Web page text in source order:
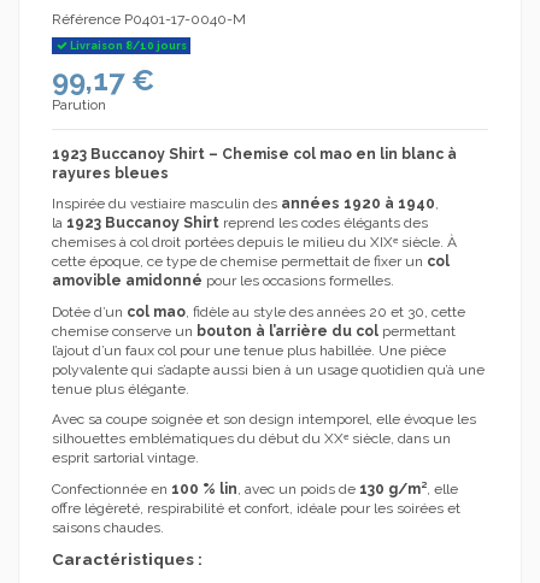
Référence P0401-17-0040-M
Livraison 8/10 jours
99,17 €
Parution
1923 Buccanoy Shirt – Chemise col mao en lin blanc à
rayures bleues
Inspirée du vestiaire masculin des années 1920 à 1940,
la 1923 Buccanoy Shirt reprend les codes élégants des
chemises à col droit portées depuis le milieu du XIXᵉ siècle. À
cette époque, ce type de chemise permettait de fixer un col
amovible amidonné pour les occasions formelles.
Dotée d’un col mao, fidèle au style des années 20 et 30, cette
chemise conserve un bouton à l’arrière du col permettant
l’ajout d’un faux col pour une tenue plus habillée. Une pièce
polyvalente qui s’adapte aussi bien à un usage quotidien qu’à une
tenue plus élégante.
Avec sa coupe soignée et son design intemporel, elle évoque les
silhouettes emblématiques du début du XXᵉ siècle, dans un
esprit sartorial vintage.
Confectionnée en 100 % lin, avec un poids de 130 g/m², elle
offre légèreté, respirabilité et confort, idéale pour les soirées et
saisons chaudes.
Caractéristiques :